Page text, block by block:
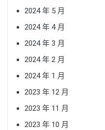
2024 年 5 月
2024 年 4 月
2024 年 3 月
2024 年 2 月
2024 年 1 月
2023 年 12 月
2023 年 11 月
2023 年 10 月